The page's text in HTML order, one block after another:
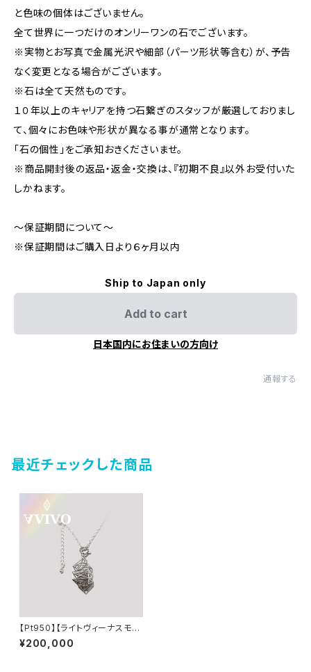
と色味の個体はございません。
全て世界に一つだけのオンリーワンの石でございます。
※実物とお写真で金属光沢や細部（パーツ形状等含む）が、予告
なく変更となる場合がございます。
※石は全て天然ものです。
１０年以上のキャリアを持つ石繋ぎのスタッフが厳選しておりまし
て、個々にお色味や形状が異なる事が通常となります。
「石の個性」をご承知おきくださいませ。
※商品開封後の返品・返金・交換は、『初期不良』以外お受付いた
しかねます。
〜保証期間について〜
※保証期間はご購入日より６ヶ月以内
Ship to Japan only
Add to cart
日本国内にお住まいの方向け
通報する
最近チェックした商品
【Pt950】【ライトヴィーナスモデ
ル『【月隕石封入】マナ・カサラ』
(Sv925製ペンダントチェーン1
¥200,000